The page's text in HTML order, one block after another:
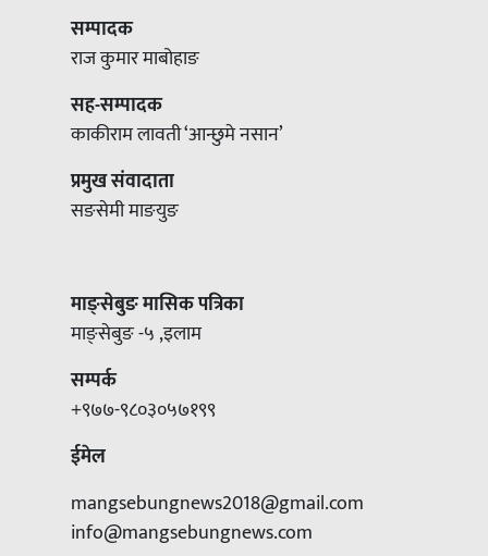
सम्पादक
राज कुमार माबोहाङ
सह-सम्पादक
काकीराम लावती ‘आन्छुमे नसान’
प्रमुख संवादाता
सङसेमी माङयुङ
माङ्सेबुङ मासिक पत्रिका
माङ्सेबुङ -५ ,इलाम
सम्पर्क
+९७७-९८०३०५७१९९
ईमेल
mangsebungnews2018@gmail.com
info@mangsebungnews.com